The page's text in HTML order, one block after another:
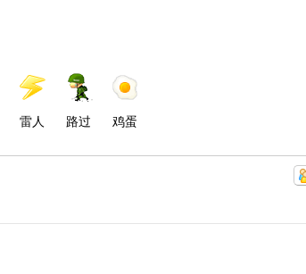
雷人 路过 鸡蛋